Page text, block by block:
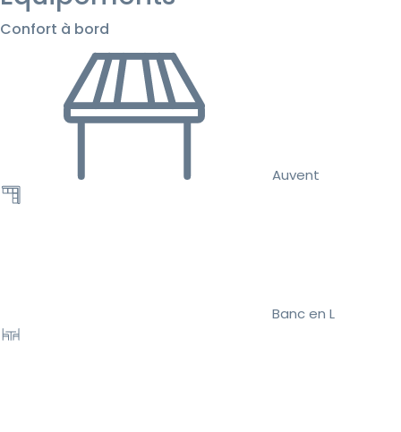
Confort à bord
Auvent
Banc en L